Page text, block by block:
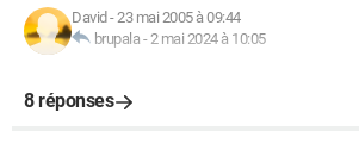
David -23 mai 2005 à 09:44
brupala -2 mai 2024 à 10:05
8 réponses